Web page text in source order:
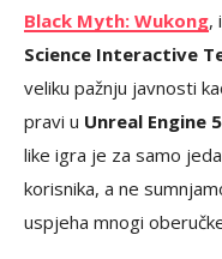
Black Myth: Wukong,
Science Interactive
veliku pažnju javnosti
pravi u Unreal Engine 5
like igra je za samo
korisnika, a ne
uspjeha mnogi